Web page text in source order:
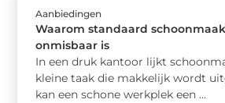
Aanbiedingen
Waarom standaard
onmisbaar is
In een druk kantoor lijkt
kleine taak die makkelijk wordt
kan een schone werkplek een ...